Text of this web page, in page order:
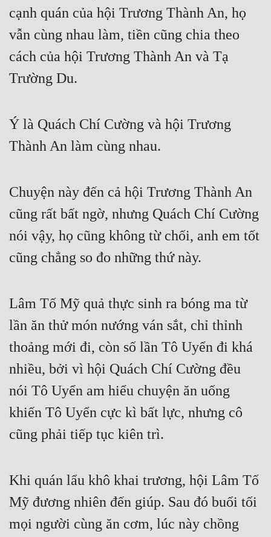
cạnh quán của hội Trương Thành An, họ
vẫn cùng nhau làm, tiền cũng chia theo
cách của hội Trương Thành An và Tạ
Trường Du.
Ý là Quách Chí Cường và hội Trương
Thành An làm cùng nhau.
Chuyện này đến cả hội Trương Thành An
cũng rất bất ngờ, nhưng Quách Chí Cường
nói vậy, họ cũng không từ chối, anh em tốt
cũng chẳng so đo những thứ này.
Lâm Tố Mỹ quả thực sinh ra bóng ma từ
lần ăn thử món nướng ván sắt, chỉ thỉnh
thoảng mới đi, còn số lần Tô Uyển đi khá
nhiều, bởi vì hội Quách Chí Cường đều
nói Tô Uyển am hiểu chuyện ăn uống
khiến Tô Uyển cực kì bất lực, nhưng cô
cũng phải tiếp tục kiên trì.
Khi quán lẩu khô khai trương, hội Lâm Tố
Mỹ đương nhiên đến giúp. Sau đó buổi tối
mọi người cùng ăn cơm, lúc này chồng